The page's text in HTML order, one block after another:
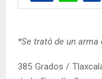
*Se trató de un arma
385 Grados /